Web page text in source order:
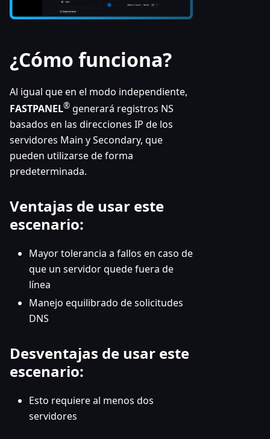
¿Cómo funciona?
Al igual que en el modo independiente,
FASTPANEL® generará registros NS
basados en las direcciones IP de los
servidores Main y Secondary, que
pueden utilizarse de forma
predeterminada.
Ventajas de usar este
escenario:
Mayor tolerancia a fallos en caso de
que un servidor quede fuera de
línea
Manejo equilibrado de solicitudes
DNS
Desventajas de usar este
escenario:
Esto requiere al menos dos
servidores